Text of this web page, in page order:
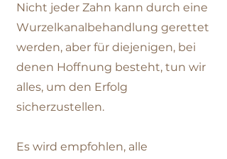
Nicht jeder Zahn kann durch eine
Wurzelkanalbehandlung gerettet
werden, aber für diejenigen, bei
denen Hoffnung besteht, tun wir
alles, um den Erfolg
sicherzustellen.
Es wird empfohlen, alle